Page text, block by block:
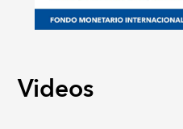
Videos